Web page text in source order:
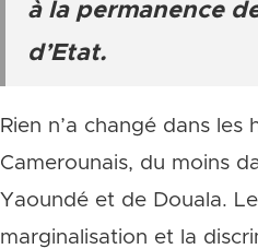
à la permanence
d’Etat.
Rien n’a changé dans les
Camerounais, du moins
Yaoundé et de Douala.
marginalisation et la